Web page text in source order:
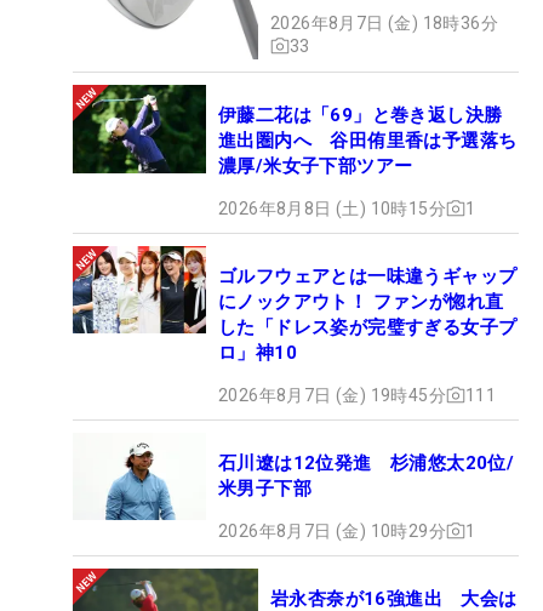
2026年8月7日 (金) 18時36分
33
伊藤二花は「69」と巻き返し決勝
進出圏内へ 谷田侑里香は予選落ち
濃厚/米女子下部ツアー
2026年8月8日 (土) 10時15分 1
ゴルフウェアとは一味違うギャップ
にノックアウト！ ファンが惚れ直
した「ドレス姿が完璧すぎる女子プ
ロ」神10
2026年8月7日 (金) 19時45分 111
石川遼は12位発進 杉浦悠太20位/
米男子下部
2026年8月7日 (金) 10時29分 1
岩永杏奈が16強進出 大会は